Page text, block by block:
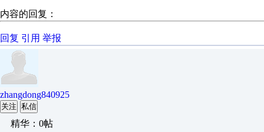
内容的回复：
回复 引用 举报
zhangdong840925
关注 私信
精华：0帖